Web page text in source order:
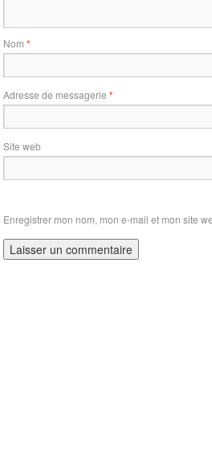
Nom *
Adresse de messagerie *
Site web
Enregistrer mon nom, mon e-mail et mon site